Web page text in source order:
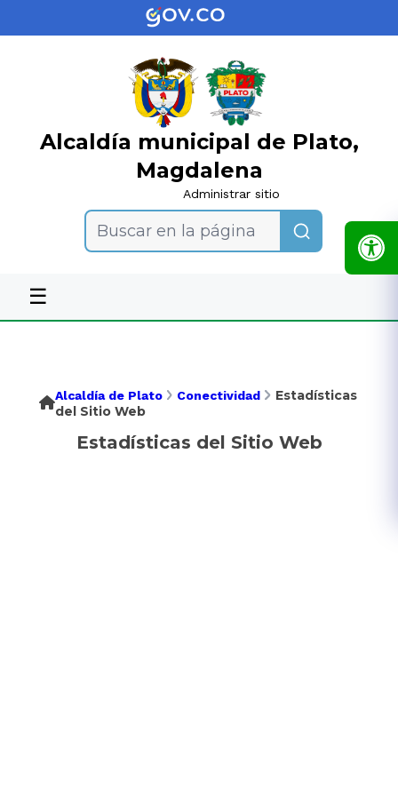
Alcaldía municipal de Plato,
Magdalena
Administrar sitio
Buscar en la página
☰
Alcaldía de Plato Conectividad
Estadísticas
del Sitio Web
Estadísticas del Sitio Web